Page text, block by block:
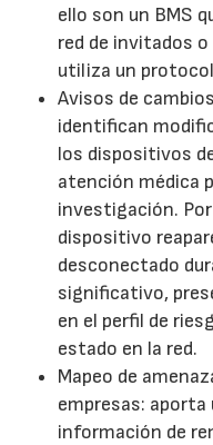
ello son un BMS
red de invitados
utiliza un
Avisos de
identifican
los dispositivos
atención médica
investigación.
dispositivo
desconectado
significativo,
en el perfil de
estado en la red.
Mapeo de
empresas:
información de